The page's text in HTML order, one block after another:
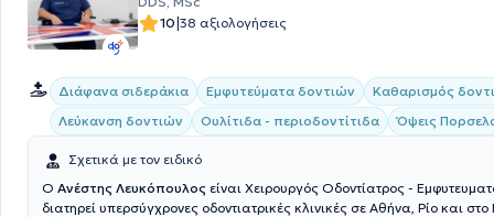
10|38 αξιολογήσεις
Διάφανα σιδεράκια Εμφυτεύματα δοντιών
Καθαρισμός
Λεύκανση δοντιών
Ουλίτιδα - περιοδοντίτιδα Όψεις
Σχετικά με τον ειδικό
Ο Ανέστης Λευκόπουλος είναι Χειρουργός Οδοντίατρος -
διατηρεί υπερσύγχρονες οδοντιατρικές κλινικές σε Αθήνα, Ρίο και